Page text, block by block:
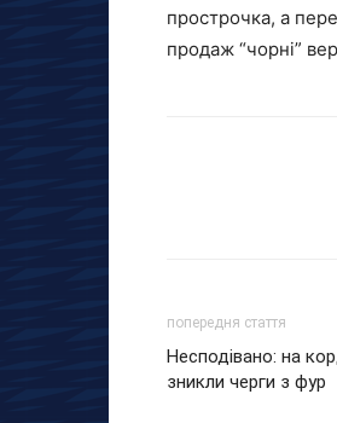
прострочка, а
продаж “чорні”
попередня стаття
Несподівано: на
зникли черги з фур